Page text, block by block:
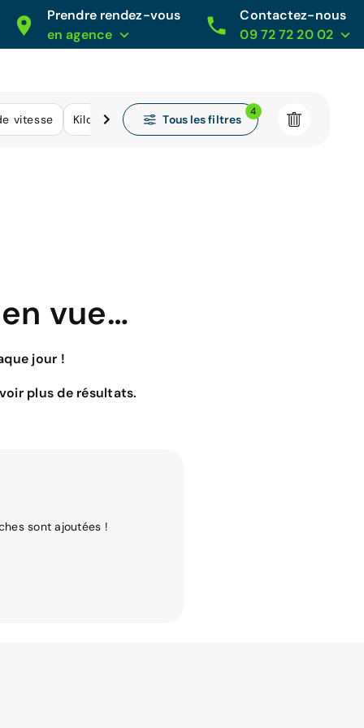
Prendre rendez-vous
en agence
Contactez-nous
09 72 72 20 02
vitesse Kilométrage Tous les filtres
4
vue…
jour !
plus de résultats.
sont ajoutées !